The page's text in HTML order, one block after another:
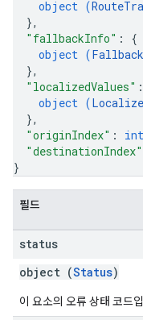
object (
},
"fallbackInfo" : {
object (
},
"localizedValues" :
object (
},
"originIndex" :
"destinationIndex"
}
필드
status
object (Status)
이 요소의 오류 상태 코드